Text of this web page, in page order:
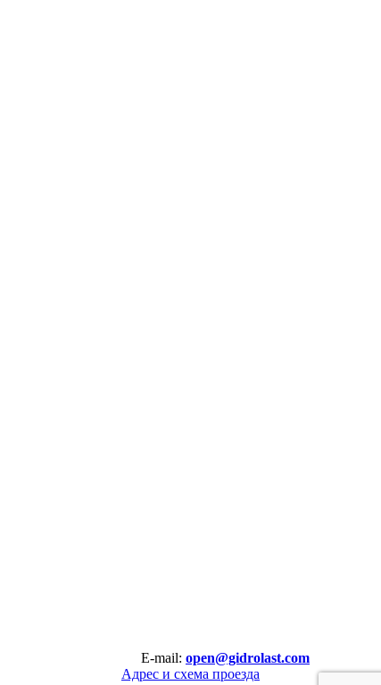
E-mail: open@gidrolast.com
Адрес и схема проезда